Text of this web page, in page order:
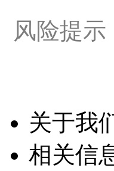
风险提
关于我
相关信